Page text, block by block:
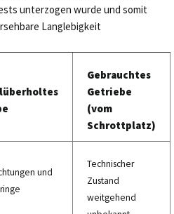
unterzogen wurde und somit
Langlebigkeit
Gebrauchtes
Getriebe
(vom
Schrottplatz)
und
Technischer
Zustand
weitgehend